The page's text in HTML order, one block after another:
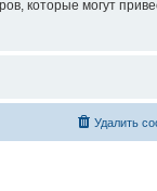
которые могут
Удалить